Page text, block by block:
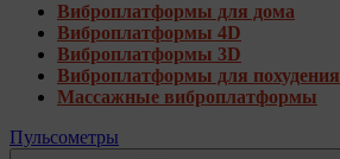
Виброплатформы для дома
Виброплатформы 4D
Виброплатформы 3D
Виброплатформы для похудения
Массажные виброплатформы
Пульсометры